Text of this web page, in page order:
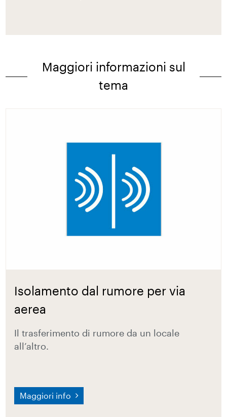
Maggiori informazioni sul
tema
Isolamento dal rumore per via
aerea
Il trasferimento di rumore da un locale
all’altro.
Maggiori info